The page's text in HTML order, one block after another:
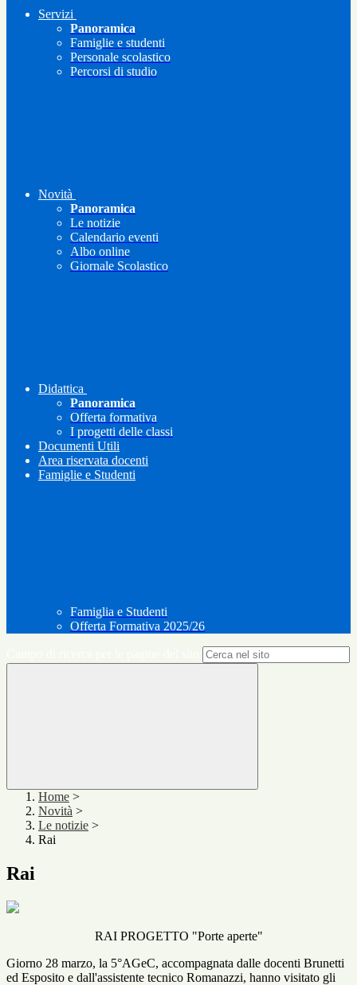
Servizi
Panoramica
Famiglie e studenti
Personale scolastico
Percorsi di studio
Novità
Panoramica
Le notizie
Calendario eventi
Albo online
Giornale Scolastico
Didattica
Panoramica
Offerta formativa
I progetti delle classi
Documenti Utili
Area riservata docenti
Famiglie e Studenti
Famiglia e Studenti
Offerta Formativa 2025/26
Home >
Novità >
Le notizie >
Rai
Rai
RAI PROGETTO "Porte aperte"
Giorno 28 marzo, la 5°AGeC, accompagnata dalle docenti Brunetti
ed Esposito e dall'assistente tecnico Romanazzi, hanno visitato gli